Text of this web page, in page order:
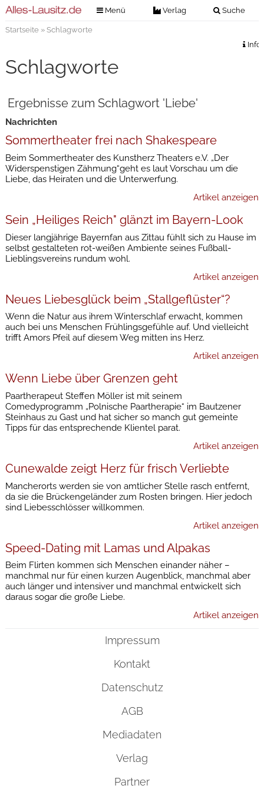
Menü Verlag Suche
Verlag
Kontakt
Anzeigenannahme
Startseite» Schlagworte
Info
Schlagworte
Ergebnisse zum Schlagwort 'Liebe'
Nachrichten
Sommertheater frei nach Shakespeare
Beim Sommertheater des Kunstherz Theaters e.V. „Der
Widerspenstigen Zähmung“geht es laut Vorschau um die
Liebe, das Heiraten und die Unterwerfung.
Artikel anzeigen
Sein „Heiliges Reich" glänzt im Bayern-Look
Dieser langjährige Bayernfan aus Zittau fühlt sich zu Hause im
selbst gestalteten rot-weißen Ambiente seines Fußball-
Lieblingsvereins rundum wohl.
Artikel anzeigen
Neues Liebesglück beim „Stallgeflüster“?
Wenn die Natur aus ihrem Winterschlaf erwacht, kommen
auch bei uns Menschen Frühlingsgefühle auf. Und vielleicht
trifft Amors Pfeil auf diesem Weg mitten ins Herz.
Artikel anzeigen
Wenn Liebe über Grenzen geht
Paartherapeut Steffen Möller ist mit seinem
Comedyprogramm „Polnische Paartherapie“ im Bautzener
Steinhaus zu Gast und hat sicher so manch gut gemeinte
Tipps für das entsprechende Klientel parat.
Artikel anzeigen
Cunewalde zeigt Herz für frisch Verliebte
Mancherorts werden sie von amtlicher Stelle rasch entfernt,
da sie die Brückengeländer zum Rosten bringen. Hier jedoch
sind Liebesschlösser willkommen.
Artikel anzeigen
Speed-Dating mit Lamas und Alpakas
Beim Flirten kommen sich Menschen einander näher –
manchmal nur für einen kurzen Augenblick, manchmal aber
auch länger und intensiver und manchmal entwickelt sich
daraus sogar die große Liebe.
Artikel anzeigen
Impressum
Kontakt
Datenschutz
AGB
Mediadaten
Verlag
Partner